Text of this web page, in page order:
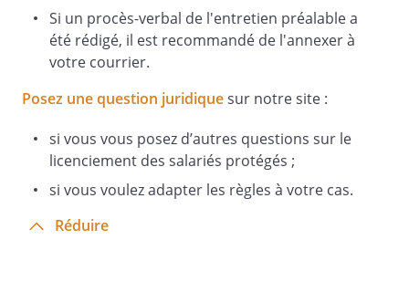
Si un procès-verbal de l'entretien préalable a
été rédigé, il est recommandé de l'annexer à
votre courrier.
Posez une question juridiquesur notre site :
si vous vous posez d’autres questions sur le
licenciement des salariés protégés ;
si vous voulez adapter les règles à votre cas.
Réduire